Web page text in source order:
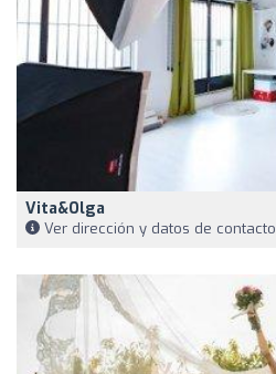
Vita&Olga
Ver dirección y datos de contacto